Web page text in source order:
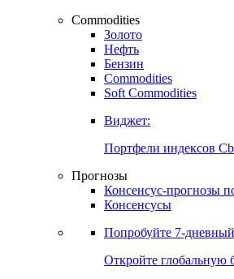
Commodities
Золото
Нефть
Бензин
Commodities
Soft Commodities
Виджет:
Портфели индексов
Прогнозы
Консенсус-прогнозы
Консенсусы
Попробуйте 7-дневный
Откройте глобальную